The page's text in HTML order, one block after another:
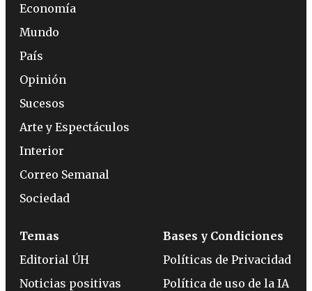
Economía
Mundo
País
Opinión
Sucesos
Arte y Espectáculos
Interior
Correo Semanal
Sociedad
Temas
Editorial ÚH
Noticias positivas
Bases y Condiciones
Políticas de Privacidad
Política de uso de la IA